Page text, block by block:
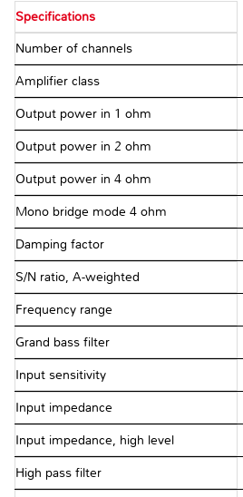
Specifications
Number of channels
Amplifier class
Output power in 1 ohm
Output power in 2 ohm
Output power in 4 ohm
Mono bridge mode 4 ohm
Damping factor
S/N ratio, A-weighted
Frequency range
Grand bass filter
Input sensitivity
Input impedance
Input impedance, high level
High pass filter